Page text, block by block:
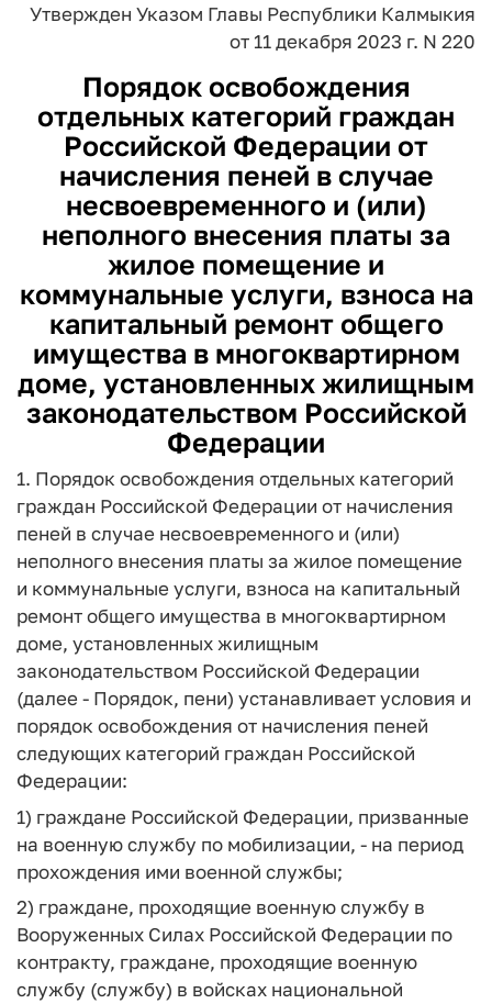
Утвержден Указом Главы Республики Калмыкия
от 11 декабря 2023 г. N 220
Порядокосвобождения
отдельных категорий граждан
Российской Федерации от
начисления пеней в случае
несвоевременного и (или)
неполного внесения платы за
жилое помещение и
коммунальные услуги, взноса на
капитальный ремонт общего
имущества в многоквартирном
доме, установленных жилищным
законодательством Российской
Федерации
1. Порядок освобождения отдельных категорий
граждан Российской Федерации от начисления
пеней в случае несвоевременного и (или)
неполного внесения платы за жилое помещение
и коммунальные услуги, взноса на капитальный
ремонт общего имущества в многоквартирном
доме, установленных жилищным
законодательством Российской Федерации
(далее - Порядок, пени) устанавливает условия и
порядок освобождения от начисления пеней
следующих категорий граждан Российской
Федерации:
1) граждане Российской Федерации, призванные
на военную службу по мобилизации, - на период
прохождения ими военной службы;
2) граждане, проходящие военную службу в
Вооруженных Силах Российской Федерации по
контракту, граждане, проходящие военную
службу (службу) в войсках национальной